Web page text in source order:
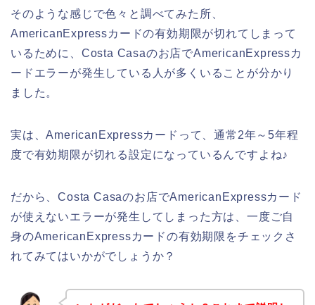
そのような感じで色々と調べてみた所、
AmericanExpressカードの有効期限が切れてしまって
いるために、Costa Casaのお店でAmericanExpressカ
ードエラーが発生している人が多くいることが分かり
ました。
実は、AmericanExpressカードって、通常2年～5年程
度で有効期限が切れる設定になっているんですよね♪
だから、Costa Casaのお店でAmericanExpressカード
が使えないエラーが発生してしまった方は、一度ご自
身のAmericanExpressカードの有効期限をチェックさ
れてみてはいかがでしょうか？